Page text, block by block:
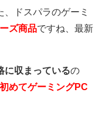
、ドスパラのゲーミ
ズ商品ですね、最新
に収まっているの
初めてゲーミングPC